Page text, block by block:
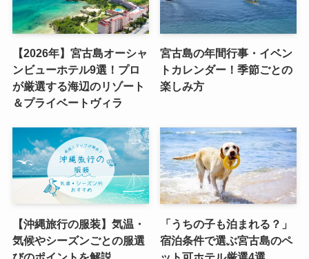
【2026年】宮古島オーシャ
ンビューホテル9選！プロ
が厳選する海辺のリゾート
＆プライベートヴィラ
宮古島の年間行事・イベン
トカレンダー！季節ごとの
楽しみ方
【沖縄旅行の服装】気温・
気候やシーズンごとの服選
「うちの子も泊まれる？」
宿泊条件で選ぶ宮古島のペ